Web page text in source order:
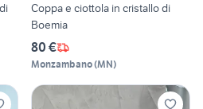
Coppa e ciottola in cristallo di
Boemia
80 €
Monzambano(MN)